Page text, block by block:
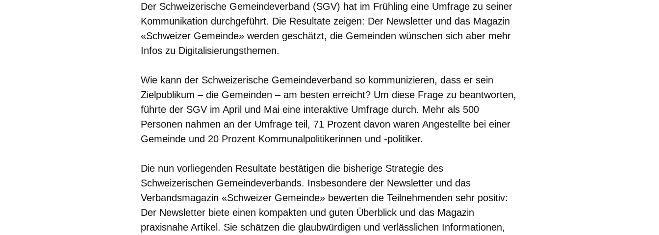
Der Schweizerische Gemeindeverband (SGV) hat im Frühling eine Umfrage zu seiner
Kommunikation durchgeführt. Die Resultate zeigen: Der Newsletter und das Magazin
«Schweizer Gemeinde» werden geschätzt, die Gemeinden wünschen sich aber mehr
Infos zu Digitalisierungsthemen.
Wie kann der Schweizerische Gemeindeverband so kommunizieren, dass er sein
Zielpublikum – die Gemeinden – am besten erreicht? Um diese Frage zu beantworten,
führte der SGV im April und Mai eine interaktive Umfrage durch. Mehr als 500
Personen nahmen an der Umfrage teil, 71 Prozent davon waren Angestellte bei einer
Gemeinde und 20 Prozent Kommunalpolitikerinnen und -politiker.
Die nun vorliegenden Resultate bestätigen die bisherige Strategie des
Schweizerischen Gemeindeverbands. Insbesondere der Newsletter und das
Verbandsmagazin «Schweizer Gemeinde» bewerten die Teilnehmenden sehr positiv:
Der Newsletter biete einen kompakten und guten Überblick und das Magazin
praxisnahe Artikel. Sie schätzen die glaubwürdigen und verlässlichen Informationen,